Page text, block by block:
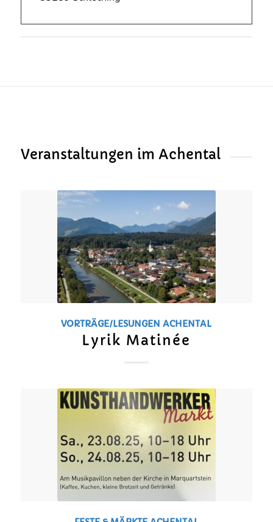
Veranstaltungen im Achental
VORTRÄGE/LESUNGEN ACHENTAL
Lyrik Matinée